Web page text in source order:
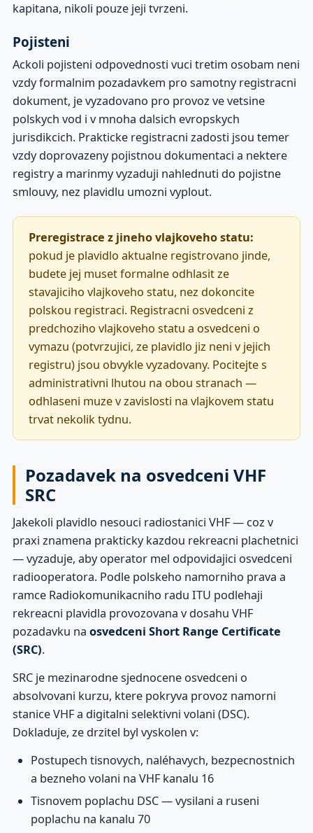
kapitana, nikoli pouze jeji tvrzeni.
Pojisteni
Ackoli pojisteni odpovednosti vuci tretim osobam neni
vzdy formalnim pozadavkem pro samotny registracni
dokument, je vyzadovano pro provoz ve vetsine
polskych vod i v mnoha dalsich evropskych
jurisdikcich. Prakticke registracni zadosti jsou temer
vzdy doprovazeny pojistnou dokumentaci a nektere
registry a marinmy vyzaduji nahlednuti do pojistne
smlouvy, nez plavidlu umozni vyplout.
Preregistrace z jineho vlajkoveho statu:
pokud je plavidlo aktualne registrovano jinde,
budete jej muset formalne odhlasit ze
stavajiciho vlajkoveho statu, nez dokoncite
polskou registraci. Registracni osvedceni z
predchoziho vlajkoveho statu a osvedceni o
vymazu (potvrzujici, ze plavidlo jiz neni v jejich
registru) jsou obvykle vyzadovany. Pocitejte s
administrativni lhutou na obou stranach —
odhlaseni muze v zavislosti na vlajkovem statu
trvat nekolik tydnu.
Pozadavek na osvedceni VHF
SRC
Jakekoli plavidlo nesouci radiostanici VHF — coz v
praxi znamena prakticky kazdou rekreacni plachetnici
— vyzaduje, aby operator mel odpovidajici osvedceni
radiooperatora. Podle polskeho namorniho prava a
ramce Radiokomunikacniho radu ITU podlehaji
rekreacni plavidla provozovana v dosahu VHF
pozadavku na osvedceni Short Range Certificate
(SRC).
SRC je mezinarodne sjednocene osvedceni o
absolvovani kurzu, ktere pokryva provoz namorni
stanice VHF a digitalni selektivni volani (DSC).
Dokladuje, ze drzitel byl vyskolen v:
Postupech tisnovych, naléhavych, bezpecnostnich
a bezneho volani na VHF kanalu 16
Tisnovem poplachu DSC — vysilani a ruseni
poplachu na kanalu 70